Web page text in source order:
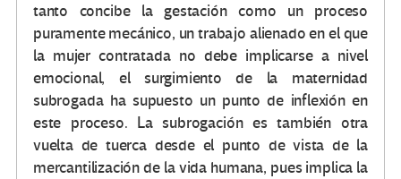
tanto concibe la gestación como un proceso
puramente mecánico, un trabajo alienado en el que
la mujer contratada no debe implicarse a nivel
emocional, el surgimiento de la maternidad
subrogada ha supuesto un punto de inflexión en
este proceso. La subrogación es también otra
vuelta de tuerca desde el punto de vista de la
mercantilización de la vida humana, pues implica la